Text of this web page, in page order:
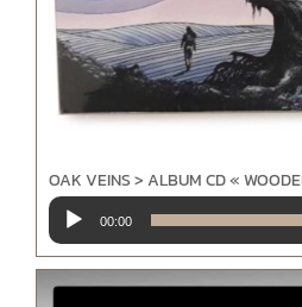
OAK VEINS > ALBUM CD «
Lecteur
audio
00:00